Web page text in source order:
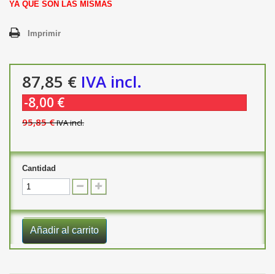
YA QUE SON LAS MISMAS
Imprimir
87,85 € IVA incl.
-8,00 €
95,85 €IVA incl.
Cantidad
Añadir al carrito